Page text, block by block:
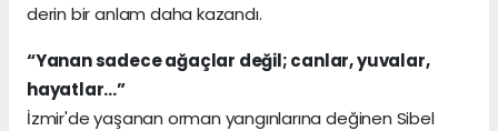
derin bir anlam daha kazandı.
“Yanan sadece ağaçlar değil; canlar, yuvalar,
hayatlar…”
İzmir'de yaşanan orman yangınlarına değinen Sibel